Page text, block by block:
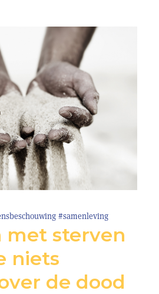
#samenleving
met sterven
niets
de dood